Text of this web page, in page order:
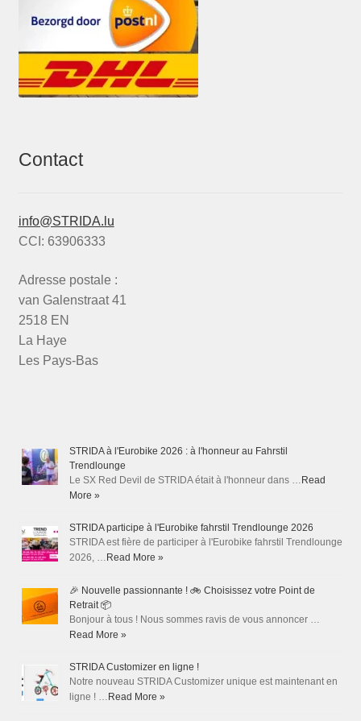
Contact
info@STRIDA.lu
CCI: 63906333
Adresse postale :
van Galenstraat 41
2518 EN
La Haye
Les Pays-Bas
STRIDA à l'Eurobike 2026 : à l'honneur au Fahrstil
Trendlounge
Le SX Red Devil de STRIDA était à l'honneur dans … Read
More »
STRIDA participe à l'Eurobike fahrstil Trendlounge 2026
STRIDA est fière de participer à l'Eurobike fahrstil Trendlounge
2026, … Read More »
🎉 Nouvelle passionnante ! 🚲 Choisissez votre Point de
Retrait 📦
Bonjour à tous ! Nous sommes ravis de vous annoncer …
Read More »
STRIDA Customizer en ligne !
Notre nouveau STRIDA Customizer unique est maintenant en
ligne ! … Read More »